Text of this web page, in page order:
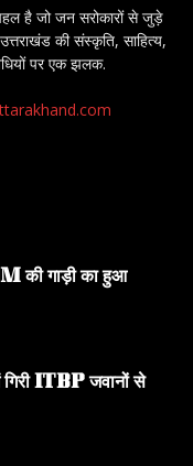
है जो जन सरोकारों से जुड़े
की संस्कृति, साहित्य,
पर एक झलक.
की गाड़ी का हुआ
गिरी ITBP जवानों से